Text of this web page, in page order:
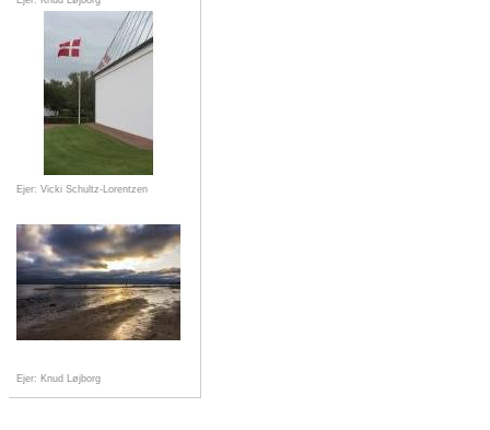
Ejer: Vicki Schultz-Lorentzen
Ejer: Knud Løjborg